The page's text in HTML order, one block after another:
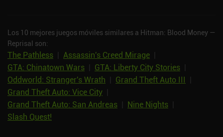
Los 10 mejores juegos móviles similares a Hitman: Blood Money —
Reprisal son:
The Pathless Assassin's Creed Mirage
GTA: Chinatown Wars
GTA: Liberty City Stories
Oddworld: Stranger's Wrath
Grand Theft Auto III
Grand Theft Auto: Vice City
Grand Theft Auto: San Andreas
Nine Nights
Slash Quest!